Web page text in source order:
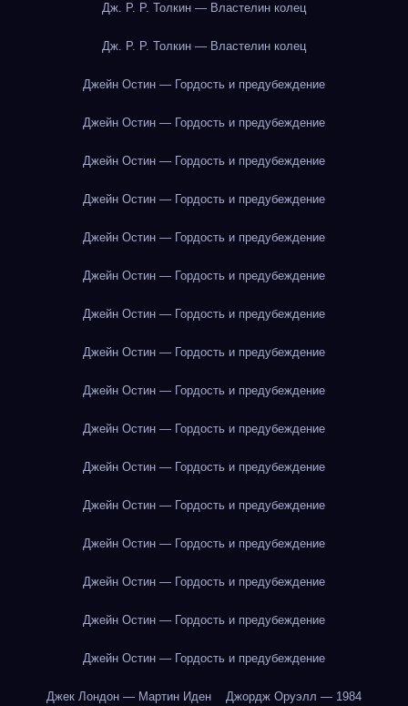
Дж. Р. Р. Толкин — Властелин колец
Дж. Р. Р. Толкин — Властелин колец
Джейн Остин — Гордость и предубеждение
Джейн Остин — Гордость и предубеждение
Джейн Остин — Гордость и предубеждение
Джейн Остин — Гордость и предубеждение
Джейн Остин — Гордость и предубеждение
Джейн Остин — Гордость и предубеждение
Джейн Остин — Гордость и предубеждение
Джейн Остин — Гордость и предубеждение
Джейн Остин — Гордость и предубеждение
Джейн Остин — Гордость и предубеждение
Джейн Остин — Гордость и предубеждение
Джейн Остин — Гордость и предубеждение
Джейн Остин — Гордость и предубеждение
Джейн Остин — Гордость и предубеждение
Джейн Остин — Гордость и предубеждение
Джейн Остин — Гордость и предубеждение
Джек Лондон — Мартин Иден Джордж Оруэлл — 1984